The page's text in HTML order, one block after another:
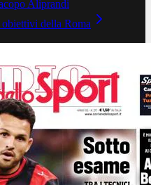
Aliprandi
della Roma